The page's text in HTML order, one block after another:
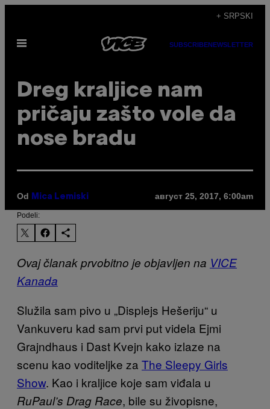
садржај
+ SRPSKI
Otvori
SUBSCRIBENEWSLETTER
Dreg kraljice nam
pričaju zašto vole da
nose bradu
Od Mica Lemiski август 25, 2017, 6:00am
Podeli:
Ovaj članak prvobitno je objavljen na VICE
Kanada
Služila sam pivo u „Displejs Hešeriju“ u
Vankuveru kad sam prvi put videla Ejmi
Grajndhaus i Dast Kvejn kako izlaze na
scenu kao voditeljke za The Sleepy Girls
Show. Kao i kraljice koje sam viđala u
RuPaul’s Drag Race, bile su živopisne,